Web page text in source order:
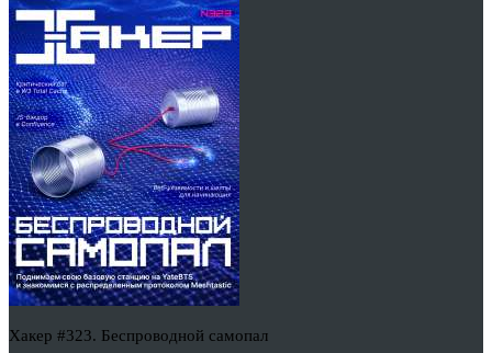
Хакер #323. Беспроводной самопал